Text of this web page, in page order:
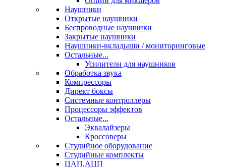
Наушники
Открытые наушники
Беспроводные наушники
Закрытые наушники
Наушники-вкладыши / мониторинговые
Остальные...
Усилители для наушников
Обработка звука
Компрессоры
Директ боксы
Системные контроллеры
Процессоры эффектов
Остальные...
Эквалайзеры
Кроссоверы
Студийное оборудование
Студийные комплекты
ЦАП,АЦП